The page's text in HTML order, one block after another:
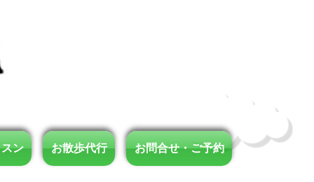
ン お散歩代行 お問合せ・ご予約